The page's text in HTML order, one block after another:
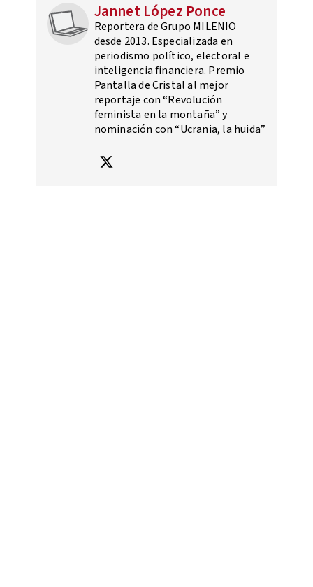
Jannet López Ponce
Reportera de Grupo MILENIO
desde 2013. Especializada en
periodismo político, electoral e
inteligencia financiera. Premio
Pantalla de Cristal al mejor
reportaje con “Revolución
feminista en la montaña” y
nominación con “Ucrania, la huida”